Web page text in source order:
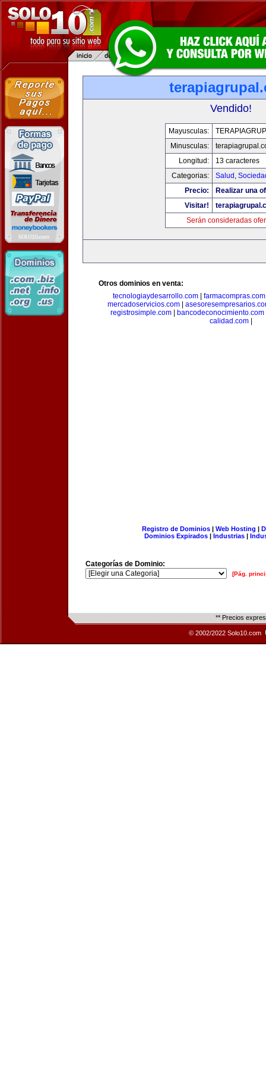
Vendido!
Mayusculas:
Minusculas:
Longitud:
13 caracteres
Categorias:
Salud ,
Precio:
Realizar una
Visitar!
Serán consideradas
Otros dominios en venta:
tecnologiaydesarrollo.com
farmacompras.com
mercadoservicios.com|
registrosimple.com
bancodeconocimiento.com
calidad.com
Registro de Dominios| Web Hosting |
Dominios Expirados | Industrias |
Categorías de Dominio:
[Pág.
** Precios
© 2002/2022 Solo10.com